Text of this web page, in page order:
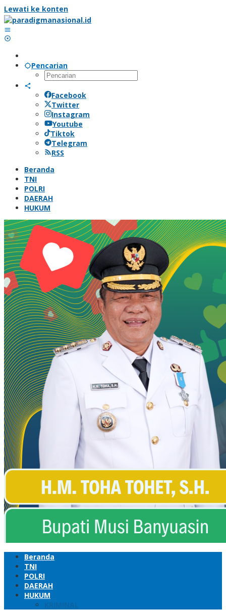
Lewati ke konten
Pencarian
Facebook
Twitter
Instagram
Youtube
Tiktok
Telegram
RSS
Beranda
TNI
POLRI
DAERAH
HUKUM
Beranda
TNI
POLRI
DAERAH
HUKUM
KRIMINAL